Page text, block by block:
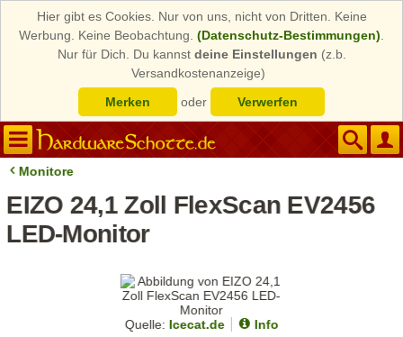
Hier gibt es Cookies. Nur von uns, nicht von Dritten. Keine
Werbung. Keine Beobachtung. (Datenschutz-Bestimmungen)
Nur für Dich. Du kannst deine Einstellungen (z.b.
Versandkostenanzeige)
Merken
oder Verwerfen
Monitore
EIZO 24,1 Zoll FlexScan EV2456
LED-Monitor
Quelle: Icecat.de
Info